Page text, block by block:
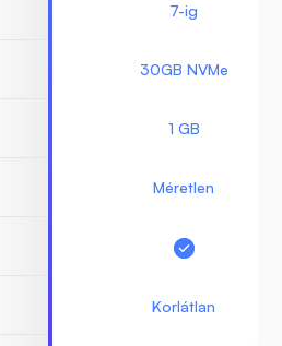
7-ig
30GB NVMe
1 GB
Méretlen
Korlátlan